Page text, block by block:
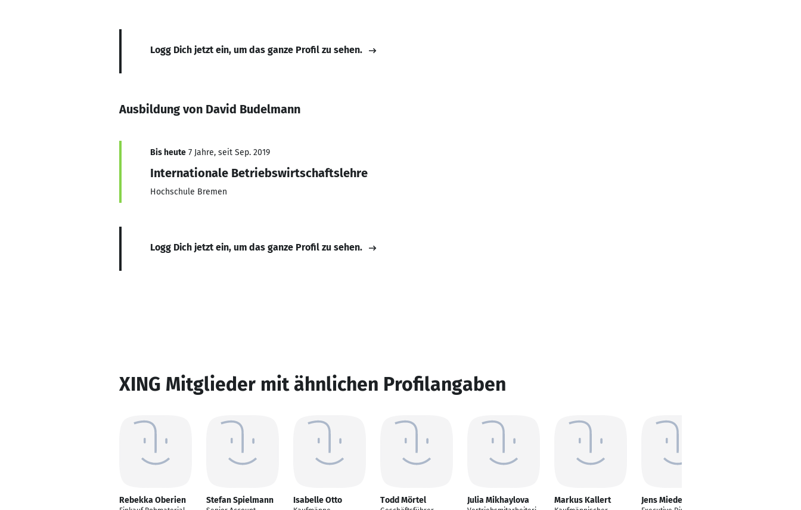
Logg Dich jetzt ein, um das ganze Profil zu sehen.
Ausbildung von David Budelmann
Bis heute 7 Jahre, seit Sep. 2019
Internationale Betriebswirtschaftslehre
Hochschule Bremen
Logg Dich jetzt ein, um das ganze Profil zu sehen.
XING Mitglieder mit ähnlichen Profilangaben
Rebekka Oberien Stefan Spielmann Isabelle Otto Todd Mörtel Julia Mikhaylova Markus Kallert Jens Miedek